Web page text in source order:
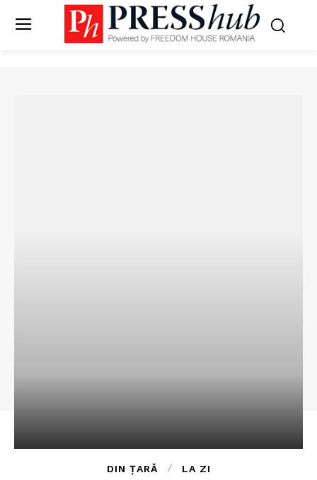
DIN ȚARĂ LA ZI